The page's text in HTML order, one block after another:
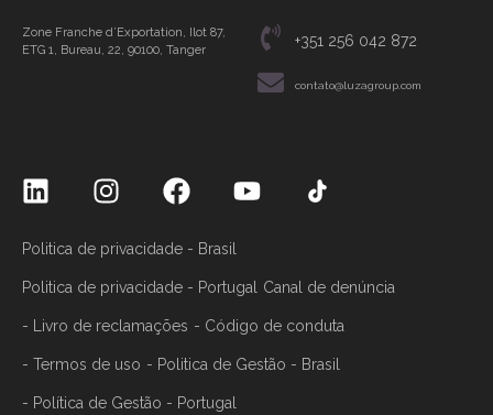
Zone Franche d’Exportation, Ilot 87,
ETG 1, Bureau, 22, 90100, Tanger
+351 256 042 872
contato@luzagroup.com
Politica de privacidade - Brasil
Politica de privacidade - Portugal Canal de denúncia
- Livro de reclamações - Código de conduta
- Termos de uso - Politica de Gestão - Brasil
- Política de Gestão - Portugal